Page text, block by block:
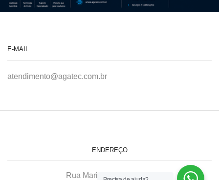
E-MAIL
atendimento@agatec.com.br
ENDEREÇO
Rua Maria Afonso, 166-A